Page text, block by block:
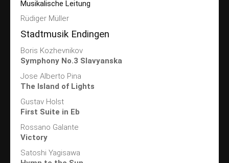
Open Air
Kirchenkonzert
Treffpunkt Kammermüsik
Doppelkonzert
Blockflöten
Vororchester
Kontakt
Impressum
Musikalische Leitung
Rüdiger Müller
Stadtmusik Endingen
Boris Kozhevnikov
Symphony No.3 Slavyanska
Jose Alberto Pina
The Island of Lights
Gustav Holst
First Suite in Eb
Rossano Galante
Victory
Satoshi Yagisawa